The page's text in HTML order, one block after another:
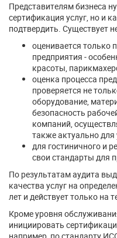
Представителям бизнеса
сертификация услуг, но и
подтвердить. Существует
оценивается только
предприятия -
красоты,
оценка процесса
проверяется не
оборудование,
безопасность
компаний,
также актуально
для гостиничного и
свои стандарты для
По результатам аудита
качества услуг на
лет и действует только на
Кроме уровня
инициировать